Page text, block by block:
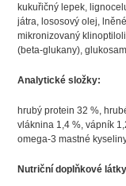
kukuřičný lepek,
játra, lososový olej,
mikronizovaný
(beta-glukany),
Analytické složky:
hrubý protein 32 %,
vláknina 1,4 %, vápník
omega-3 mastné
Nutriční doplňkové